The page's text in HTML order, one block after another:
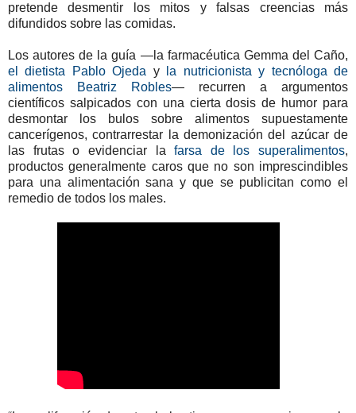
pretende desmentir los mitos y falsas creencias más
difundidos sobre las comidas.
Los autores de la guía —la farmacéutica Gemma del Caño,
el dietista Pablo Ojeda y
la nutricionista y tecnóloga de
alimentos Beatriz Robles— recurren a argumentos
científicos salpicados con una cierta dosis de humor para
desmontar los bulos sobre alimentos supuestamente
cancerígenos, contrarrestar la demonización del azúcar de
las frutas o evidenciar lafarsa de los superalimentos,
productos generalmente caros que no son imprescindibles
para una alimentación sana y que se publicitan como el
remedio de todos los males.